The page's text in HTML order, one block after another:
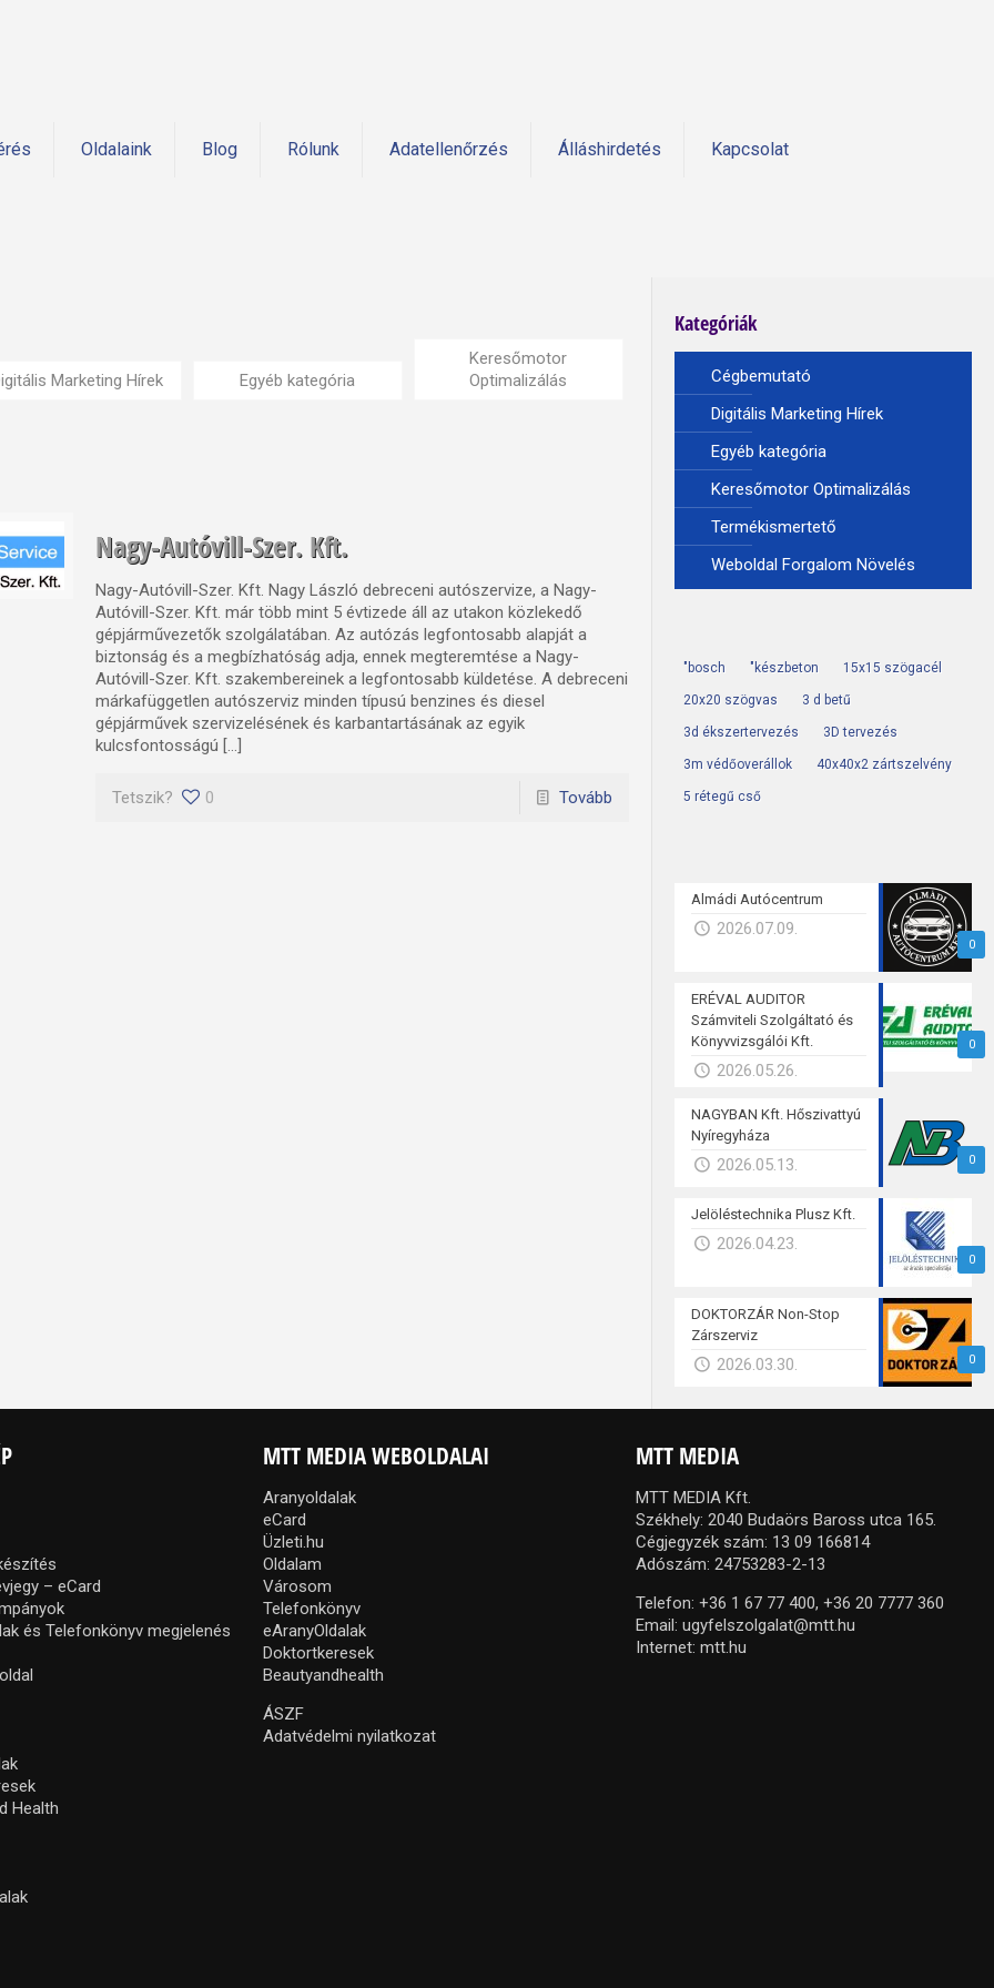
Oldalaink Blog Rólunk Adatellenőrzés Álláshirdetés Kapcsolat
Marketing Hírek Egyéb kategória
Keresőmotor
Optimalizálás
Nagy-Autóvill-Szer. Kft.
Nagy-Autóvill-Szer. Kft. Nagy László debreceni autószervize, a Nagy-
Autóvill-Szer. Kft. már több mint 5 évtizede áll az utakon közlekedő
gépjárművezetők szolgálatában. Az autózás legfontosabb alapját a
biztonság és a megbízhatóság adja, ennek megteremtése a Nagy-
Autóvill-Szer. Kft. szakembereinek a legfontosabb küldetése. A debreceni
márkafüggetlen autószerviz minden típusú benzines és diesel
gépjárművek szervizelésének és karbantartásának az egyik
kulcsfontosságú […]
Tetszik? 0 Tovább
Kategóriák
Cégbemutató
Digitális Marketing Hírek
Egyéb kategória
Keresőmotor Optimalizálás
Termékismertető
Weboldal Forgalom Növelés
"bosch "készbeton 15x15 szögacél
20x20 szögvas 3 d betű
3d ékszertervezés 3D tervezés
3m védőoverállok 40x40x2 zártszelvény
5 rétegű cső
0
Almádi Autócentrum
2026.07.09.
0
ERÉVAL AUDITOR
Számviteli Szolgáltató és
Könyvvizsgálói Kft.
2026.05.26.
0
NAGYBAN Kft. Hőszivattyú
Nyíregyháza
2026.05.13.
0
Jelöléstechnika Plusz Kft.
2026.04.23.
0
DOKTORZÁR Non-Stop
Zárszerviz
2026.03.30.
– eCard
és Telefonkönyv megjelenés
Health
MTT MEDIA WEBOLDALAI
Aranyoldalak
eCard
Üzleti.hu
Oldalam
Városom
Telefonkönyv
eAranyOldalak
Doktortkeresek
Beautyandhealth
ÁSZF
Adatvédelmi nyilatkozat
MTT MEDIA
MTT MEDIA Kft.
Székhely: 2040 Budaörs Baross utca 165.
Cégjegyzék szám: 13 09 166814
Adószám: 24753283-2-13
Telefon:+36 1 67 77 400, +36 20 7777 360
Email:ugyfelszolgalat@mtt.hu
Internet:mtt.hu